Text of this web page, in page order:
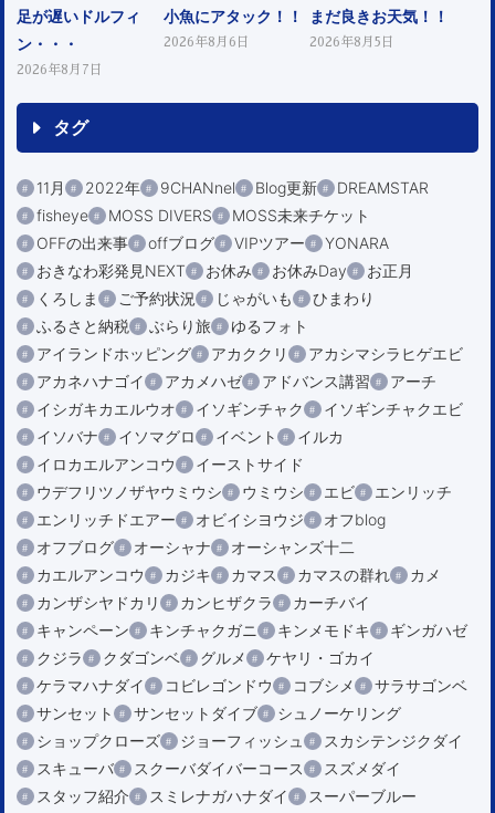
足が遅いドルフィ
ン・・・
2026年8月7日
小魚にアタック！！
2026年8月6日
まだ良きお天気！！
2026年8月5日
タグ
11月 2022年 9CHANnel Blog更新
DREAMSTAR
fisheye
MOSS DIVERS
MOSS未来チケット
OFFの出来事
offブログ VIPツアー
YONARA
おきなわ彩発見NEXT
お休み お休みDay
お正月
くろしま
ご予約状況 じゃがいも
ひまわり
ふるさと納税
ぶらり旅
ゆるフォト
アイランドホッピング
アカククリ
アカシマシラヒゲエビ
アカネハナゴイ
アカメハゼ アドバンス講習
アーチ
イシガキカエルウオ
イソギンチャク
イソギンチャクエビ
イソバナ
イソマグロ イベント
イルカ
イロカエルアンコウ
イーストサイド
ウデフリツノザヤウミウシ
ウミウシ エビ
エンリッチ
エンリッチドエアー
オビイシヨウジ
オフblog
オフブログ
オーシャナ
オーシャンズ十二
カエルアンコウ
カジキ カマス カマスの群れ
カメ
カンザシヤドカリ
カンヒザクラ
カーチバイ
キャンペーン
キンチャクガニ キンメモドキ
ギンガハゼ
クジラ
クダゴンベ グルメ
ケヤリ・ゴカイ
ケラマハナダイ
コビレゴンドウ コブシメ
サラサゴンベ
サンセット
サンセットダイブ
シュノーケリング
ショップクローズ
ジョーフィッシュ
スカシテンジクダイ
スキューバ
スクーバダイバーコース
スズメダイ
スタッフ紹介
スミレナガハナダイ
スーパーブルー